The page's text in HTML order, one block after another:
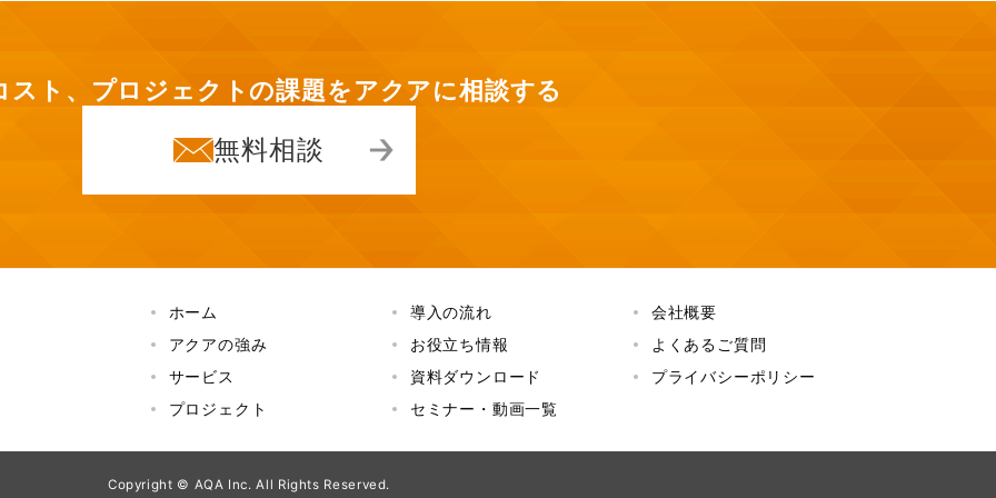
スト、プロジェクトの課題をアクアに相談する
無料相談
ホーム 導入の流れ
会社概要
アクアの強み
お役立ち情報
よくあるご質問
サービス
資料ダウンロード
プライバシーポリシー
プロジェクト
セミナー・動画一覧
Copyright © AQA Inc. All Rights Reserved.